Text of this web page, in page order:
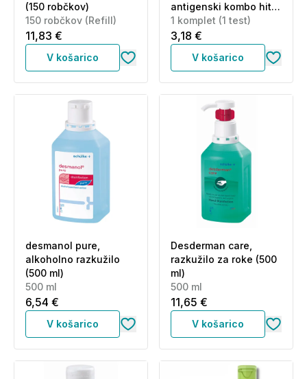
(150 robčkov)
150 robčkov (Refill)
11,83 €
V košarico
antigenski kombo hitri
test (1 komplet)
1 komplet (1 test)
3,18 €
V košarico
desmanol pure,
alkoholno razkužilo
(500 ml)
500 ml
6,54 €
V košarico
Desderman care,
razkužilo za roke (500
ml)
500 ml
11,65 €
V košarico